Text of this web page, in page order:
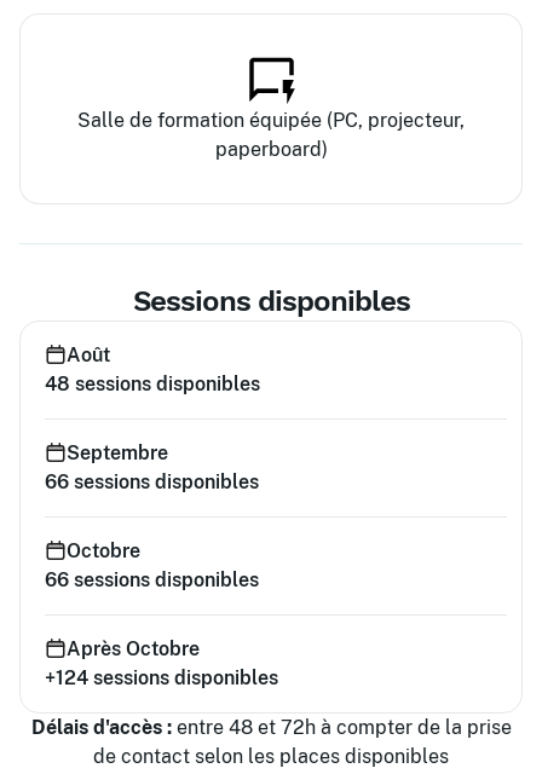
Salle de formation équipée (PC, projecteur,
paperboard)
Sessions disponibles
Août
48 sessions disponibles
Septembre
66 sessions disponibles
Octobre
66 sessions disponibles
Après Octobre
+124 sessions disponibles
Délais d'accès :entre 48 et 72h à compter de la prise
de contact selon les places disponibles